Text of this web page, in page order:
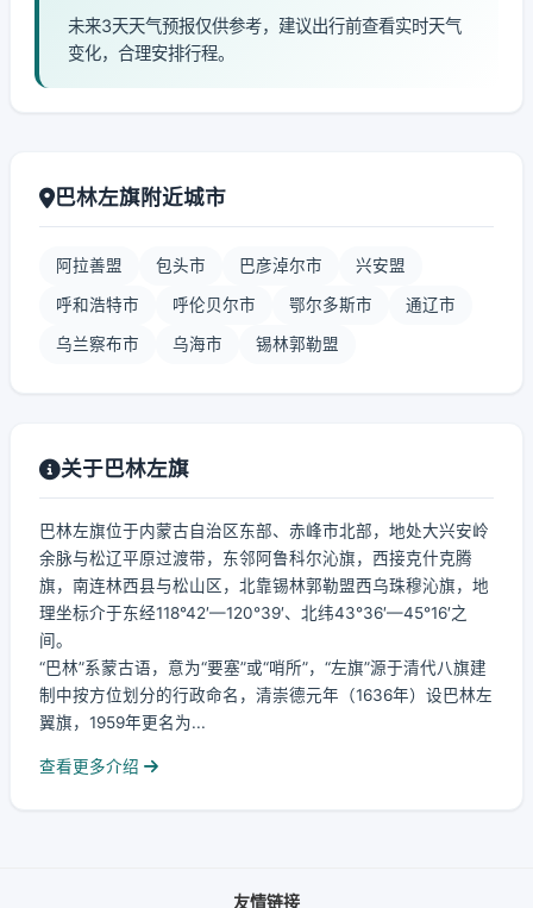
未来3天天气预报仅供参考，建议出行前查看实时天气
变化，合理安排行程。
巴林左旗附近城市
阿拉善盟 包头市 巴彦淖尔市 兴安盟
呼和浩特市 呼伦贝尔市 鄂尔多斯市 通辽市
乌兰察布市 乌海市 锡林郭勒盟
关于巴林左旗
巴林左旗位于内蒙古自治区东部、赤峰市北部，地处大兴安岭
余脉与松辽平原过渡带，东邻阿鲁科尔沁旗，西接克什克腾
旗，南连林西县与松山区，北靠锡林郭勒盟西乌珠穆沁旗，地
理坐标介于东经118°42′—120°39′、北纬43°36′—45°16′之
间。
“巴林”系蒙古语，意为“要塞”或“哨所”，“左旗”源于清代八旗建
制中按方位划分的行政命名，清崇德元年（1636年）设巴林左
翼旗，1959年更名为...
查看更多介绍
友情链接